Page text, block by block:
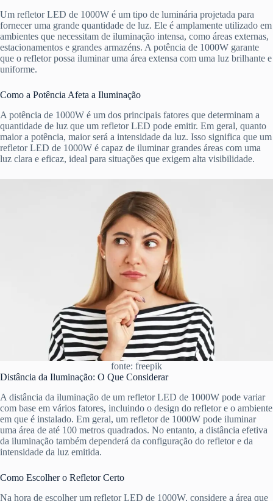
Um refletor LED de 1000W é um tipo de luminária projetada para
fornecer uma grande quantidade de luz. Ele é amplamente utilizado em
ambientes que necessitam de iluminação intensa, como áreas externas,
estacionamentos e grandes armazéns. A potência de 1000W garante
que o refletor possa iluminar uma área extensa com uma luz brilhante e
uniforme.
Como a Potência Afeta a Iluminação
A potência de 1000W é um dos principais fatores que determinam a
quantidade de luz que um refletor LED pode emitir. Em geral, quanto
maior a potência, maior será a intensidade da luz. Isso significa que um
refletor LED de 1000W é capaz de iluminar grandes áreas com uma
luz clara e eficaz, ideal para situações que exigem alta visibilidade.
fonte: freepik
Distância da Iluminação: O Que Considerar
A distância da iluminação de um refletor LED de 1000W pode variar
com base em vários fatores, incluindo o design do refletor e o ambiente
em que é instalado. Em geral, um refletor de 1000W pode iluminar
uma área de até 100 metros quadrados. No entanto, a distância efetiva
da iluminação também dependerá da configuração do refletor e da
intensidade da luz emitida.
Como Escolher o Refletor Certo
Na hora de escolher um refletor LED de 1000W, considere a área que